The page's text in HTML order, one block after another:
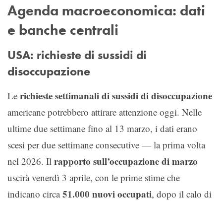
Agenda macroeconomica: dati
e banche centrali
USA: richieste di sussidi di
disoccupazione
Le richieste settimanali di sussidi di disoccupazione
americane potrebbero attirare attenzione oggi. Nelle
ultime due settimane fino al 13 marzo, i dati erano
scesi per due settimane consecutive — la prima volta
nel 2026. Il rapporto sull’occupazione di marzo
uscirà venerdì 3 aprile, con le prime stime che
indicano circa51.000 nuovi occupati, dopo il calo di